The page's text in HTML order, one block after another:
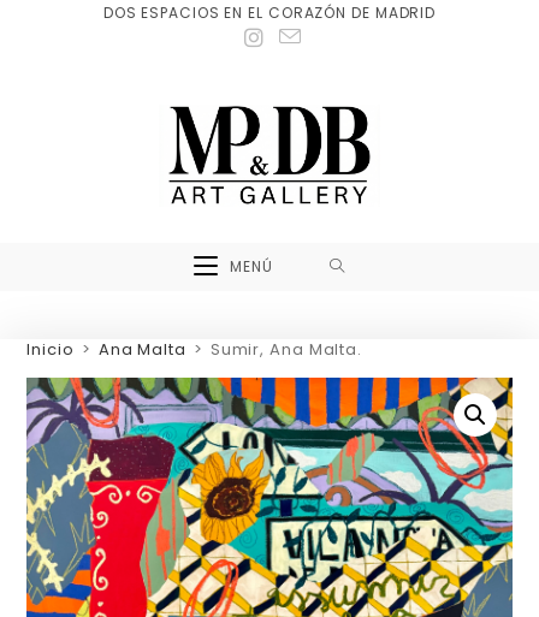
DOS ESPACIOS EN EL CORAZÓN DE MADRID
MENÚ
Inicio > Ana Malta > Sumir, Ana Malta.